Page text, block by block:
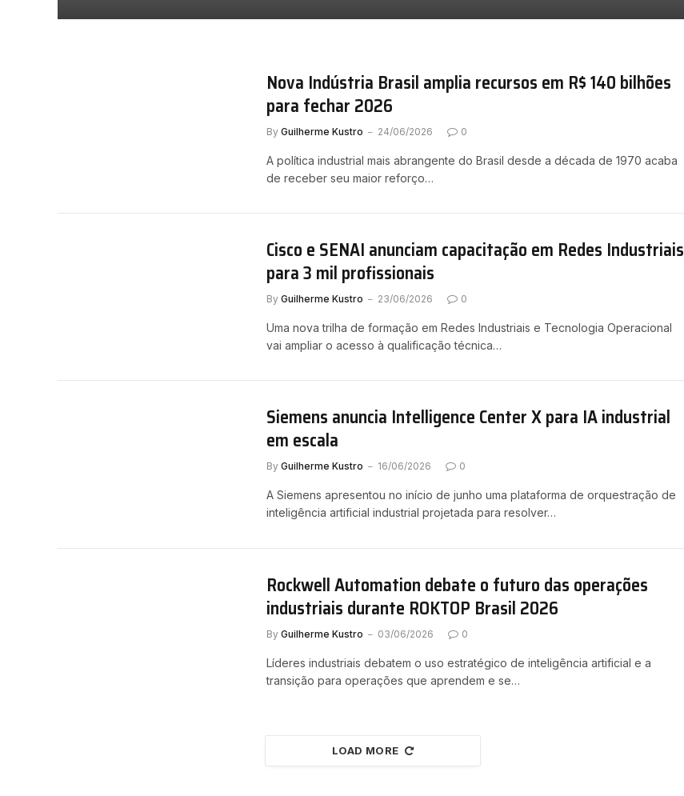
Nova Indústria Brasil amplia recursos em R$ 140 bilhões
para fechar 2026
By Guilherme Kustro 24/06/2026 0
A política industrial mais abrangente do Brasil desde a década de 1970 acaba
de receber seu maior reforço…
Cisco e SENAI anunciam capacitação em Redes Industriais
para 3 mil profissionais
By Guilherme Kustro 23/06/2026 0
Uma nova trilha de formação em Redes Industriais e Tecnologia Operacional
vai ampliar o acesso à qualificação técnica…
Siemens anuncia Intelligence Center X para IA industrial
em escala
By Guilherme Kustro 16/06/2026 0
A Siemens apresentou no início de junho uma plataforma de orquestração de
inteligência artificial industrial projetada para resolver…
Rockwell Automation debate o futuro das operações
industriais durante ROKTOP Brasil 2026
By Guilherme Kustro 03/06/2026 0
Líderes industriais debatem o uso estratégico de inteligência artificial e a
transição para operações que aprendem e se…
LOAD MORE